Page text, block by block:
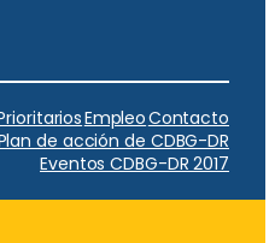
EmpleoContacto
de acción de CDBG-DR
Eventos CDBG-DR 2017